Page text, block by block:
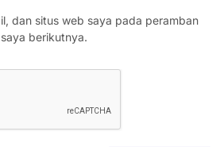
dan situs web saya pada peramban
berikutnya.